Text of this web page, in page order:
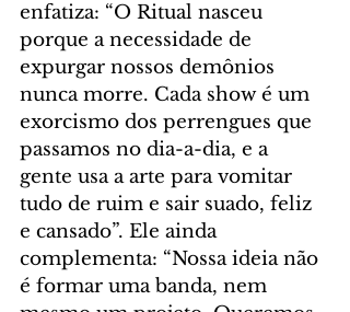
enfatiza: “O Ritual nasceu
porque a necessidade de
expurgar nossos demônios
nunca morre. Cada show é um
exorcismo dos perrengues que
passamos no dia-a-dia, e a
gente usa a arte para vomitar
tudo de ruim e sair suado, feliz
e cansado”. Ele ainda
complementa: “Nossa ideia não
é formar uma banda, nem